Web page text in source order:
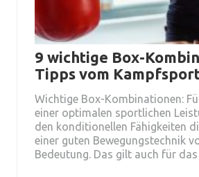
9 wichtige Box-
Tipps vom
Wichtige Box-Kombinationen:
einer optimalen sportlichen
den konditionellen Fähigkeiten
einer guten Bewegungstechnik
Bedeutung. Das gilt auch für das